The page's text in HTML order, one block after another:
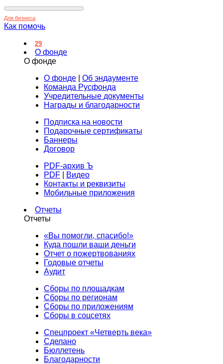
Для бизнеса
Как помочь
29
О фонде
О фонде
О фонде
Об эндаументе
Команда Русфонда
Учредительные документы
Награды и благодарности
Подписка на новости
Подарочные сертификаты
Баннеры
Договор
PDF-архив Ъ
PDF
Видео
Контакты и реквизиты
Мобильные приложения
Отчеты
Отчеты
«Вы помогли, спасибо!»
Куда пошли ваши деньги
Отчет о пожертвованиях
Годовые отчеты
Аудит
Сборы по площадкам
Сборы по регионам
Сборы по приложениям
Сборы в соцсетях
Спецпроект «Четверть века»
Сделано
Бюллетень
Благодарности